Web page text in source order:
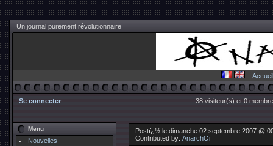
Un journal purement révolutionnaire
Accueil
Se connecter 38 visiteur(s) et 0
Menu
Nouvelles
Postï¿½ le dimanche 02 septembre 2007 @
Contributed by: AnarchOi